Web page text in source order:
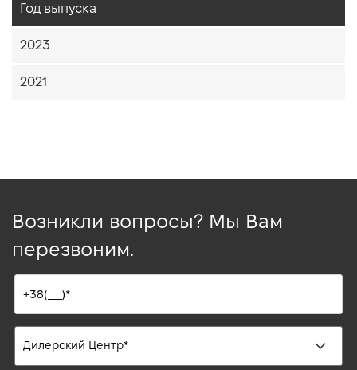
Год выпуска
2023
2021
Возникли вопросы? Мы Вам
перезвоним.